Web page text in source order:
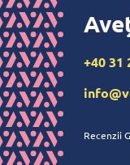
+40 31
Recenzii